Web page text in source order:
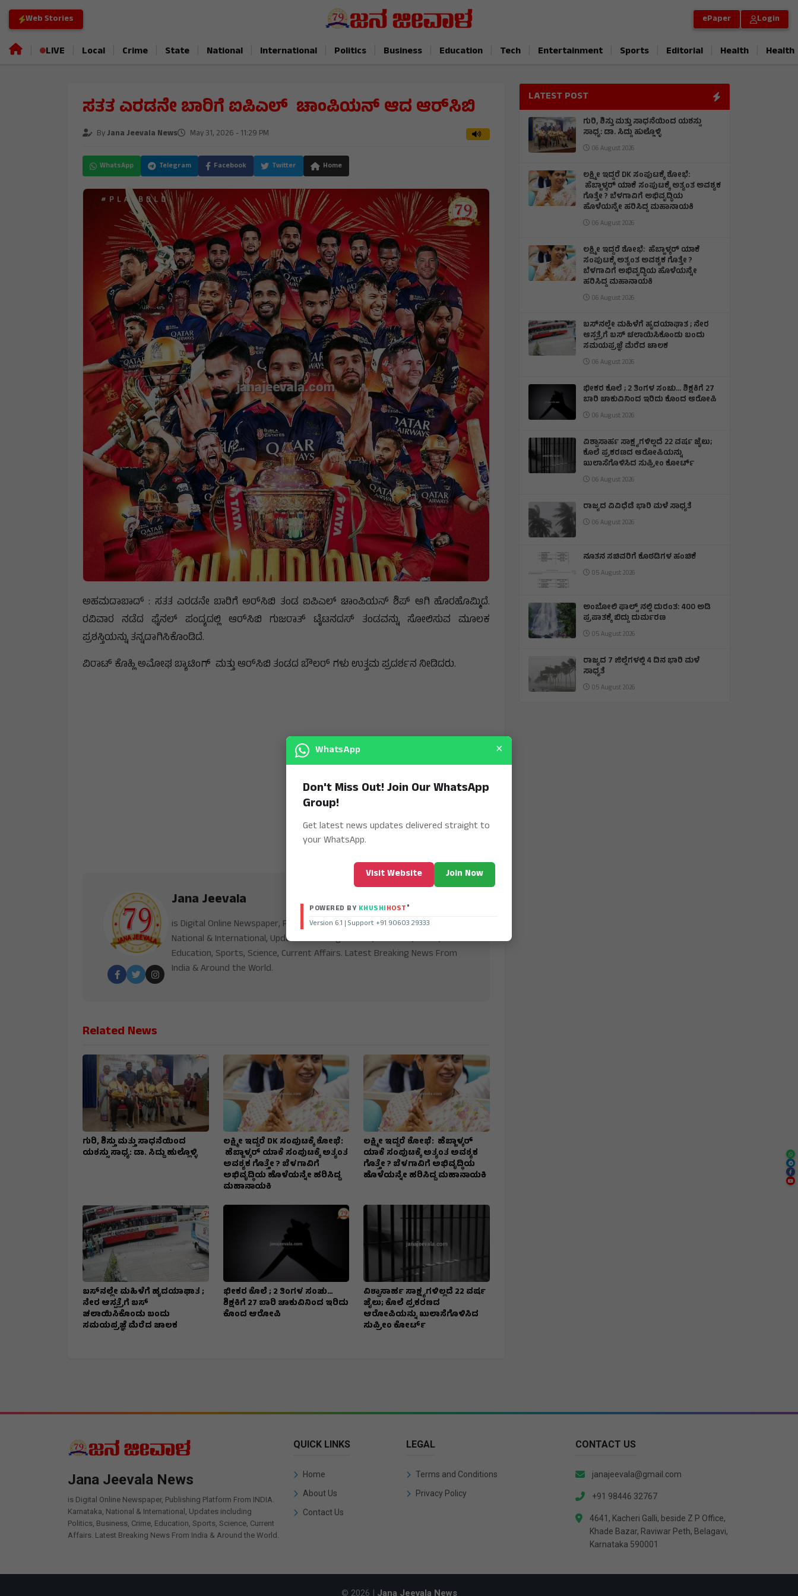
Web Stories ePaper Login
LIVE Local Crime State National International Politics Business Education Tech Entertainment Sports Editorial Health Health
ಸತತ ಎರಡನೇ ಬಾರಿಗೆ ಐಪಿಎಲ್ ಚಾಂಪಿಯನ್ ಆದ ಆರ್‌ಸಿಬಿ
ByJana Jeevala News May 31, 2026 - 11:29 PM
WhatsApp Telegram Facebook Twitter Home
ಅಹಮದಾಬಾದ್ : ಸತತ ಎರಡನೇ ಬಾರಿಗೆ ಅರ್‌ಸಿಬಿ ತಂಡ ಐಪಿಎಲ್ ಚಾಂಪಿಯನ್ ಶಿಪ್ ಆಗಿ ಹೊರಹೊಮ್ಮಿದೆ.
ರವಿವಾರ ನಡೆದ ಫೈನಲ್ ಪಂದ್ಯದಲ್ಲಿ ಆರ್‌ಸಿಬಿ ಗುಜರಾತ್ ಟೈಟನದಸ್ ತಂಡವನ್ನು ಸೋಲಿಸುವ ಮೂಲಕ
ಪ್ರಶಸ್ತಿಯನ್ನು ತನ್ನದಾಗಿಸಿಕೊಂಡಿದೆ.
ವಿರಾಟ್ ಕೊಹ್ಲಿ ಅಮೋಘ ಬ್ಯಾಟಿಂಗ್ ಮತ್ತು ಆರ್‌ಸಿಬಿ ತಂಡದ ಬೌಲರ್ ಗಳು ಉತ್ತಮ ಪ್ರದರ್ಶನ ನೀಡಿದರು.
Jana Jeevala
is Digital Online Newspaper, Publishing Platform From INDIA. Karnataka,
National & International, Updates including Politics, Business, Crime,
Education, Sports, Science, Current Affairs. Latest Breaking News From
India & Around the World.
Related News
ಗುರಿ, ಶಿಸ್ತು ಮತ್ತು ಸಾಧನೆಯಿಂದ
ಯಶಸ್ಸು ಸಾಧ್ಯ: ಡಾ. ಸಿದ್ದು ಹುಲ್ಲೊಳ್ಳಿ
ಲಕ್ಷ್ಮೀ ಇದ್ದರೆ DK ಸಂಪುಟಕ್ಕೆ ಶೋಭೆ:
ಹೆಬ್ಬಾಳ್ಕರ್ ಯಾಕೆ ಸಂಪುಟಕ್ಕೆ ಅತ್ಯಂತ
ಅವಶ್ಯಕ ಗೊತ್ತೇ ? ಬೆಳಗಾವಿಗೆ
ಅಭಿವೃದ್ಧಿಯ ಹೊಳೆಯನ್ನೇ ಹರಿಸಿದ್ದ
ಮಹಾನಾಯಕಿ
ಲಕ್ಷ್ಮೀ ಇದ್ದರೆ ಶೋಭೆ: ಹೆಬ್ಬಾಳ್ಕರ್
ಯಾಕೆ ಸಂಪುಟಕ್ಕೆ ಅತ್ಯಂತ ಅವಶ್ಯಕ
ಗೊತ್ತೇ ? ಬೆಳಗಾವಿಗೆ ಅಭಿವೃದ್ಧಿಯ
ಹೊಳೆಯನ್ನೇ ಹರಿಸಿದ್ದ ಮಹಾನಾಯಕಿ
ಬಸ್‌ನಲ್ಲೇ ಮಹಿಳೆಗೆ ಹೃದಯಾಘಾತ ;
ನೇರ ಆಸ್ಪತ್ರೆಗೆ ಬಸ್‌
ಚಲಾಯಿಸಿಕೊಂಡು ಬಂದು
ಸಮಯಪ್ರಜ್ಞೆ ಮೆರೆದ ಚಾಲಕ
ಭೀಕರ ಕೊಲೆ ; 2 ತಿಂಗಳ ಸಂಚು…
ಶಿಕ್ಷಕಿಗೆ 27 ಬಾರಿ ಚಾಕುವಿನಿಂದ ಇರಿದು
ಕೊಂದ ಆರೋಪಿ
ವಿಶ್ವಾಸಾರ್ಹ ಸಾಕ್ಷ್ಯಗಳಿಲ್ಲದೆ 22 ವರ್ಷ
ಜೈಲು; ಕೊಲೆ ಪ್ರಕರಣದ
ಆರೋಪಿಯನ್ನು ಖುಲಾಸೆಗೊಳಿಸಿದ
ಸುಪ್ರೀಂ ಕೋರ್ಟ್
LATEST POST
ಗುರಿ, ಶಿಸ್ತು ಮತ್ತು ಸಾಧನೆಯಿಂದ ಯಶಸ್ಸು
ಸಾಧ್ಯ: ಡಾ. ಸಿದ್ದು ಹುಲ್ಲೊಳ್ಳಿ
06 August 2026
ಲಕ್ಷ್ಮೀ ಇದ್ದರೆ DK ಸಂಪುಟಕ್ಕೆ ಶೋಭೆ:
ಹೆಬ್ಬಾಳ್ಕರ್ ಯಾಕೆ ಸಂಪುಟಕ್ಕೆ ಅತ್ಯಂತ ಅವಶ್ಯಕ
ಗೊತ್ತೇ ? ಬೆಳಗಾವಿಗೆ ಅಭಿವೃದ್ಧಿಯ
ಹೊಳೆಯನ್ನೇ ಹರಿಸಿದ್ದ ಮಹಾನಾಯಕಿ
06 August 2026
ಲಕ್ಷ್ಮೀ ಇದ್ದರೆ ಶೋಭೆ: ಹೆಬ್ಬಾಳ್ಕರ್ ಯಾಕೆ
ಸಂಪುಟಕ್ಕೆ ಅತ್ಯಂತ ಅವಶ್ಯಕ ಗೊತ್ತೇ ?
ಬೆಳಗಾವಿಗೆ ಅಭಿವೃದ್ಧಿಯ ಹೊಳೆಯನ್ನೇ
ಹರಿಸಿದ್ದ ಮಹಾನಾಯಕಿ
06 August 2026
ಬಸ್‌ನಲ್ಲೇ ಮಹಿಳೆಗೆ ಹೃದಯಾಘಾತ ; ನೇರ
ಆಸ್ಪತ್ರೆಗೆ ಬಸ್‌ ಚಲಾಯಿಸಿಕೊಂಡು ಬಂದು
ಸಮಯಪ್ರಜ್ಞೆ ಮೆರೆದ ಚಾಲಕ
06 August 2026
ಭೀಕರ ಕೊಲೆ ; 2 ತಿಂಗಳ ಸಂಚು… ಶಿಕ್ಷಕಿಗೆ 27
ಬಾರಿ ಚಾಕುವಿನಿಂದ ಇರಿದು ಕೊಂದ ಆರೋಪಿ
06 August 2026
ವಿಶ್ವಾಸಾರ್ಹ ಸಾಕ್ಷ್ಯಗಳಿಲ್ಲದೆ 22 ವರ್ಷ ಜೈಲು;
ಕೊಲೆ ಪ್ರಕರಣದ ಆರೋಪಿಯನ್ನು
ಖುಲಾಸೆಗೊಳಿಸಿದ ಸುಪ್ರೀಂ ಕೋರ್ಟ್
06 August 2026
ರಾಜ್ಯದ ವಿವಿಧೆಡೆ ಭಾರಿ ಮಳೆ ಸಾಧ್ಯತೆ
06 August 2026
ನೂತನ ಸಚಿವರಿಗೆ ಕೊಠಡಿಗಳ ಹಂಚಿಕೆ
05 August 2026
ಅಂಬೋಲಿ ಫಾಲ್ಸ್ ನಲ್ಲಿ ದುರಂತ: 400 ಅಡಿ
ಪ್ರಪಾತಕ್ಕೆ ಬಿದ್ದು ದುರ್ಮರಣ
05 August 2026
ರಾಜ್ಯದ 7 ಜಿಲ್ಲೆಗಳಲ್ಲಿ 4 ದಿನ ಭಾರಿ ಮಳೆ
ಸಾಧ್ಯತೆ
05 August 2026
Jana Jeevala News
is Digital Online Newspaper, Publishing Platform From INDIA.
Karnataka, National & International, Updates including
Politics, Business, Crime, Education, Sports, Science, Current
Affairs. Latest Breaking News From India & Around the World.
QUICK LINKS
Home
About Us
Contact Us
LEGAL
Terms and Conditions
Privacy Policy
CONTACT US
janajeevala@gmail.com
+91 98446 32767
4641, Kacheri Galli, beside Z P Office,
Khade Bazar, Raviwar Peth, Belagavi,
Karnataka 590001
© 2026 | Jana Jeevala News
WhatsApp ×
Don't Miss Out! Join Our WhatsApp
Group!
Get latest news updates delivered straight to
your WhatsApp.
Visit Website Join Now
POWERED BY KHUSHIHOST®
Version 6.1 | Support +91 90603 29333